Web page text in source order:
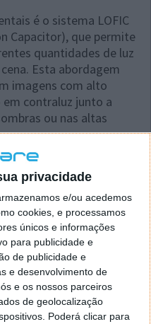
privacidade
e/ou acedemos
cookies, e processamos
únicos e informações
para publicidade e
de publicidade e
e desenvolvimento de
e os nossos parceiros
de geolocalização
Poderá clicar para
é o sistema LOFIC
Capacitor), que permite
quantidades de luz
Esta abordagem
imagens com alto
contraluz junto a
ou nas altas